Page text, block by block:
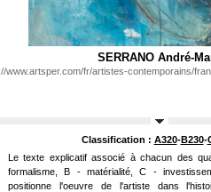
SERRANO André-
www.artsper.com/fr/artistes-contemporains/
Classification : A320-B230-
Le texte explicatif associé à chacun des
formalisme, B - matérialité, C -
positionne l'oeuvre de l'artiste dans